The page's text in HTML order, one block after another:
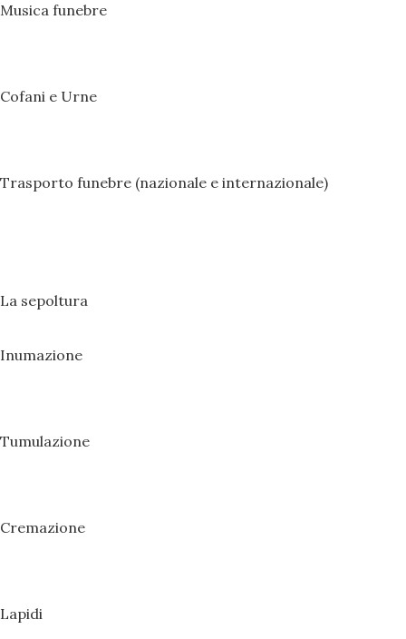
Musica funebre
Cofani e Urne
Trasporto funebre (nazionale e internazionale)
La sepoltura
Inumazione
Tumulazione
Cremazione
Lapidi